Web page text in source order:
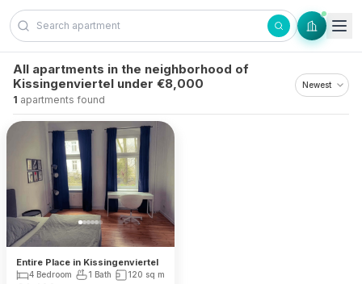
Skip to content
All apartments in the neighborhood of
Kissingenviertel under €8,000
1 apartments found
Entire Place in Kissingenviertel
4 Bedroom 1 Bath 120 sq m